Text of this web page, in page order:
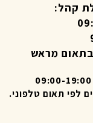
קהל:
מראש
לפי תאום טלפוני.